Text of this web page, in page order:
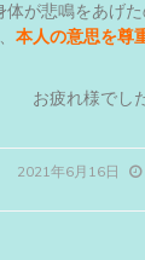
が悲鳴をあげ
本人の意思を尊
お疲れ様でし
2021年6月16日